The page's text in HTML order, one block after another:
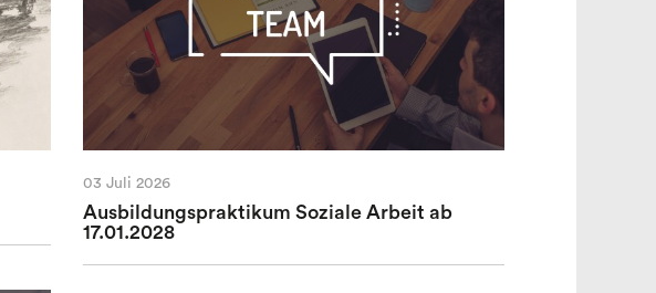
03 Juli 2026
Ausbildungspraktikum Soziale Arbeit ab
17.01.2028